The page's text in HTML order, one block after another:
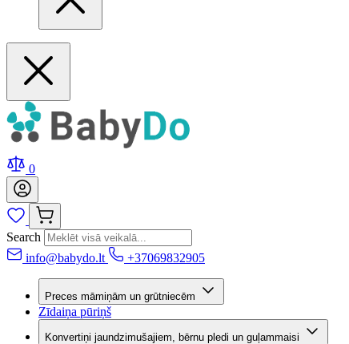
0
Search
info@babydo.lt
+37069832905
Preces māmiņām un grūtniecēm
Zīdaiņa pūriņš
Konvertiņi jaundzimušajiem, bērnu pledi un guļammaisi